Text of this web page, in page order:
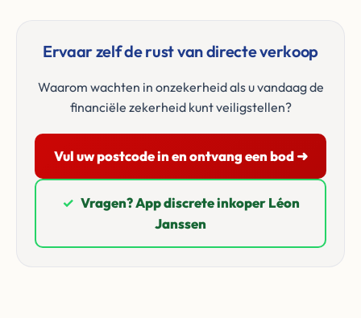
Ervaar zelf de rust van directe verkoop
Waarom wachten in onzekerheid als u vandaag de
financiële zekerheid kunt veiligstellen?
Vul uw postcode in en ontvang een bod ➜
✓ Vragen? App discrete inkoper Léon
Janssen